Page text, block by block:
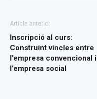
Article anterior
Inscripció al curs:
Construint vincles entre
l’empresa convencional i
l’empresa social